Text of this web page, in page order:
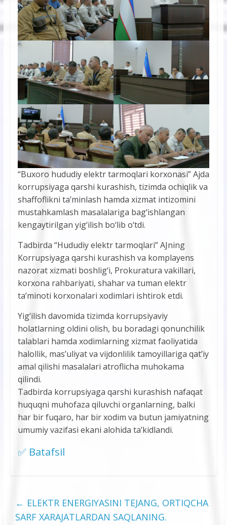
“Buxoro hududiy elektr tarmoqlari korxonasi” Ajda
korrupsiyaga qarshi kurashish, tizimda ochiqlik va
shaffoflikni ta’minlash hamda xizmat intizomini
mustahkamlash masalalariga bag‘ishlangan
kengaytirilgan yig‘ilish bo‘lib o‘tdi.
Tadbirda “Hududiy elektr tarmoqlari” AJning
Korrupsiyaga qarshi kurashish va komplayens
nazorat xizmati boshlig‘i, Prokuratura vakillari,
korxona rahbariyati, shahar va tuman elektr
ta’minoti korxonalari xodimlari ishtirok etdi.
Yig‘ilish davomida tizimda korrupsiyaviy
holatlarning oldini olish, bu boradagi qonunchilik
talablari hamda xodimlarning xizmat faoliyatida
halollik, mas’uliyat va vijdonlilik tamoyillariga qat’iy
amal qilishi masalalari atroflicha muhokama
qilindi.
Tadbirda korrupsiyaga qarshi kurashish nafaqat
huquqni muhofaza qiluvchi organlarning, balki
har bir fuqaro, har bir xodim va butun jamiyatning
umumiy vazifasi ekani alohida ta’kidlandi.
✅ Batafsil
← ELEKTR ENERGIYASINI TEJANG, ORTIQCHA
SARF XARAJATLARDAN SAQLANING.